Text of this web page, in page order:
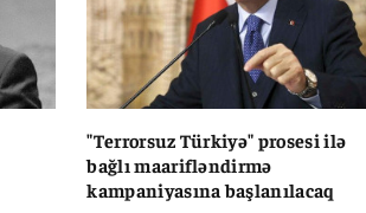
"Terrorsuz Türkiyə" prosesi ilə
bağlı maarifləndirmə
kampaniyasına başlanılacaq